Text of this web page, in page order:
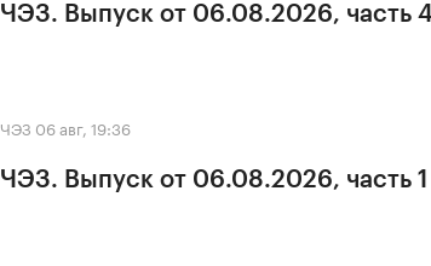
ЧЭЗ. Выпуск от 06.08.2026, часть
ЧЭЗ 06 авг, 19:36
ЧЭЗ. Выпуск от 06.08.2026, часть 1